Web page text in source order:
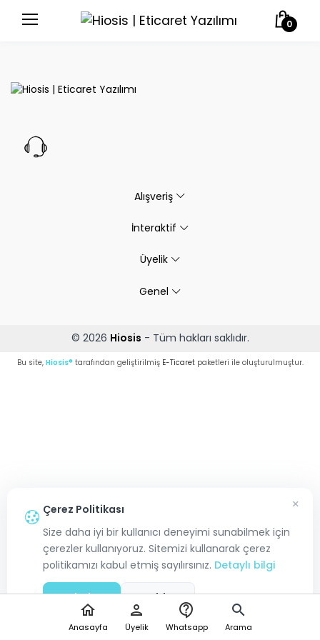
0
Alışveriş
İnteraktif
Üyelik
Genel
© 2026 Hiosis - Tüm hakları saklıdır.
Bu site, Hiosis® tarafından geliştirilmiş E-Ticaretpaketleri ile oluşturulmuştur.
home
Anasayfa
person
Üyelik
contact_support
Whatsapp
search
Arama
Çerez Politikası
Size daha iyi bir kullanıcı deneyimi sunabilmek için
çerezler kullanıyoruz. Sitemizi kullanarak çerez
politikamızı kabul etmiş sayılırsınız. Detaylı bilgi
Kabul Et Reddet
×